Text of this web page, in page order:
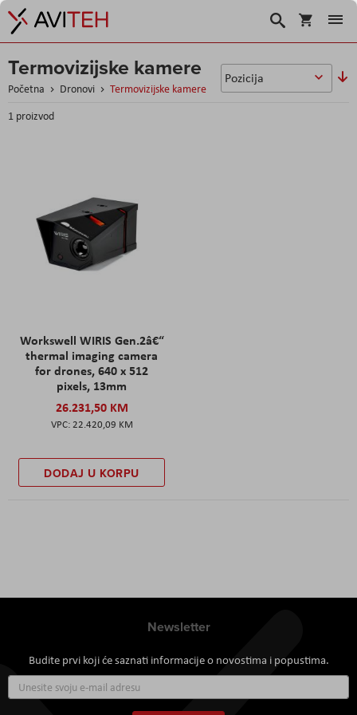
Korpa
Traži
Termovizijske kamere
Početna Dronovi
Termovizijske kamere
1 proizvod
Workswell WIRIS Gen.2â€“
thermal imaging camera
for drones, 640 x 512
pixels, 13mm
26.231,50 KM
22.420,09 KM
DODAJ U KORPU
Newsletter
Budite prvi koji će saznati informacije o novostima i popustima.
se
za